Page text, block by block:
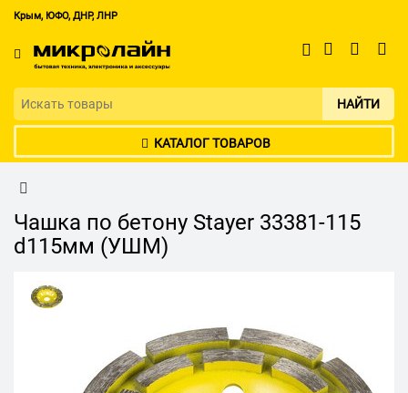
Крым, ЮФО, ДНР, ЛНР
НАЙТИ
КАТАЛОГ ТОВАРОВ
Чашка по бетону Stayer 33381-115
d115мм (УШМ)